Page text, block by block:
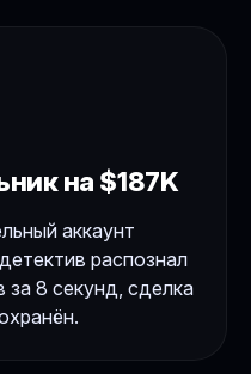
на $187K
аккаунт
распознал
за 8 секунд, сделка